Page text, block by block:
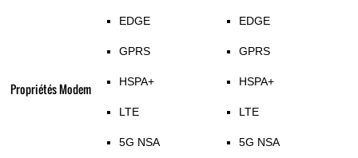
Propriétés Modem
EDGE
GPRS
HSPA+
LTE
5G NSA
EDGE
GPRS
HSPA+
LTE
5G NSA